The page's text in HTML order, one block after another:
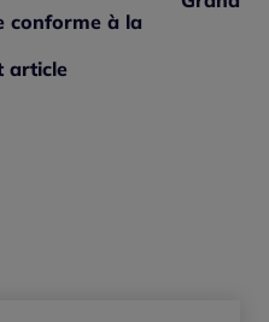
conforme à la
article